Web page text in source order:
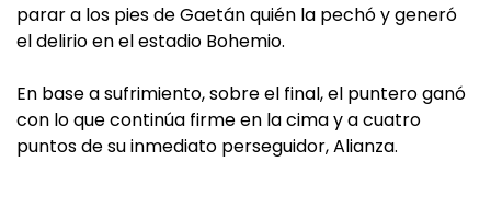
parar a los pies de Gaetán quién la pechó y generó
el delirio en el estadio Bohemio.
En base a sufrimiento, sobre el final, el puntero ganó
con lo que continúa firme en la cima y a cuatro
puntos de su inmediato perseguidor, Alianza.